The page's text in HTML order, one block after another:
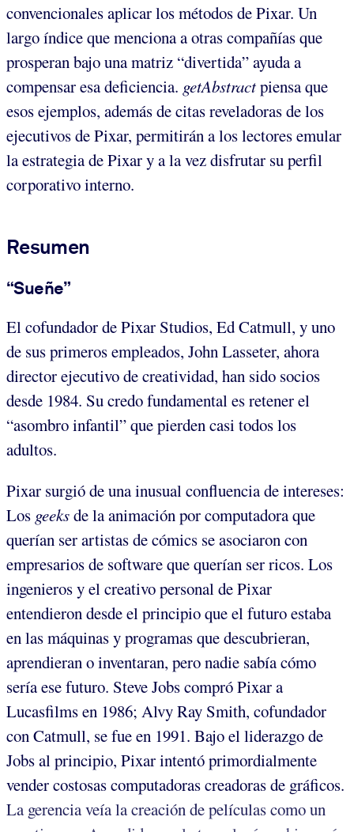
convencionales aplicar los métodos de Pixar. Un
largo índice que menciona a otras compañías que
prosperan bajo una matriz “divertida” ayuda a
compensar esa deficiencia. getAbstractpiensa que
esos ejemplos, además de citas reveladoras de los
ejecutivos de Pixar, permitirán a los lectores emular
la estrategia de Pixar y a la vez disfrutar su perfil
corporativo interno.
Resumen
“Sueñe”
El cofundador de Pixar Studios, Ed Catmull, y uno
de sus primeros empleados, John Lasseter, ahora
director ejecutivo de creatividad, han sido socios
desde 1984. Su credo fundamental es retener el
“asombro infantil” que pierden casi todos los
adultos.
Pixar surgió de una inusual confluencia de intereses:
Los geeksde la animación por computadora que
querían ser artistas de cómics se asociaron con
empresarios de software que querían ser ricos. Los
ingenieros y el creativo personal de Pixar
entendieron desde el principio que el futuro estaba
en las máquinas y programas que descubrieran,
aprendieran o inventaran, pero nadie sabía cómo
sería ese futuro. Steve Jobs compró Pixar a
Lucasfilms en 1986; Alvy Ray Smith, cofundador
con Catmull, se fue en 1991. Bajo el liderazgo de
Jobs al principio, Pixar intentó primordialmente
vender costosas computadoras creadoras de gráficos.
La gerencia veía la creación de películas como un